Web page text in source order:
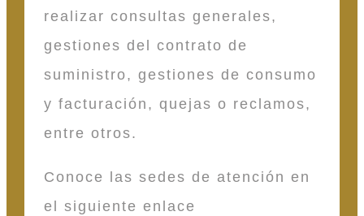
realizar consultas generales,
gestiones del contrato de
suministro, gestiones de consumo
y facturación, quejas o reclamos,
entre otros.
Conoce las sedes de atención en
el siguiente enlace